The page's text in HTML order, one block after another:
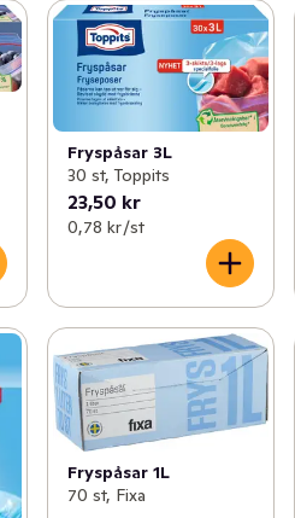
Fryspåsar 3L
30 st, Toppits
23,50 kr
0,78 kr /st
Fryspåsar 1L
70 st, Fixa